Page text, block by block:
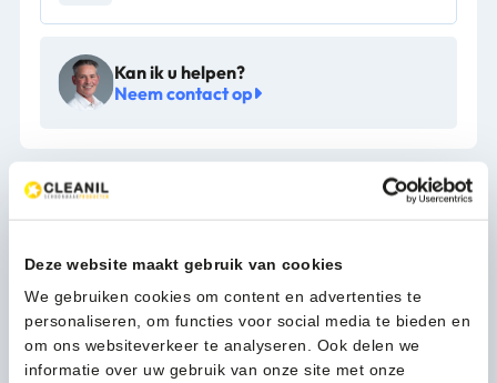
Deze website maakt gebruik van cookies
We gebruiken cookies om content en advertenties te
personaliseren, om functies voor social media te bieden en
om ons websiteverkeer te analyseren. Ook delen we
informatie over uw gebruik van onze site met onze
004094
Kan ik u helpen?
Neem contact op
Beschrijving
Duurzame en stijlvolle materiaalwagen voor opslag en
gesloten schap heeft een vergrendelbare deur. Voorzien
van 4 zwenkwielen die geen sporen achterlaten.
Laadvermogen tot 135 kg, maximaal 45 kg per schap.